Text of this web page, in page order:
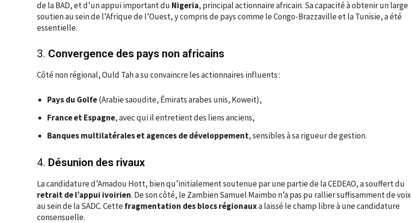
de la BAD, et d’un appui important du Nigeria, principal actionnaire africain. Sa capacité à obtenir un large
soutien au sein de l’Afrique de l’Ouest, y compris de pays comme le Congo-Brazzaville et la Tunisie, a été
essentielle.
3. Convergence des pays non africains
Côté non régional, Ould Tah a su convaincre les actionnaires influents :
Pays du Golfe(Arabie saoudite, Émirats arabes unis, Koweït),
France et Espagne, avec qui il entretient des liens anciens,
Banques multilatérales et agences de développement, sensibles à sa rigueur de gestion.
4. Désunion des rivaux
La candidature d’Amadou Hott, bien qu’initialement soutenue par une partie de la CEDEAO, a souffert du
retrait de l’appui ivoirien. De son côté, le Zambien Samuel Maimbo n’a pas pu rallier suffisamment de voix
au sein de la SADC. Cettefragmentation des blocs régionauxa laissé le champ libre à une candidature
consensuelle.